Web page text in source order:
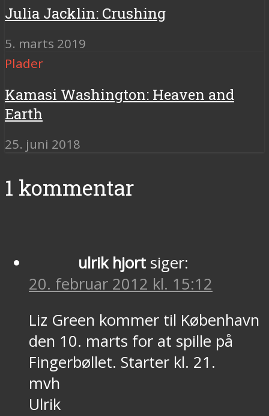
Julia Jacklin: Crushing
5. marts 2019
Plader
Kamasi Washington: Heaven and
Earth
25. juni 2018
1 kommentar
ulrik hjort siger:
20. februar 2012 kl. 15:12
Liz Green kommer til København
den 10. marts for at spille på
Fingerbøllet. Starter kl. 21.
mvh
Ulrik